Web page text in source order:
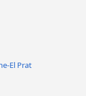
El Prat